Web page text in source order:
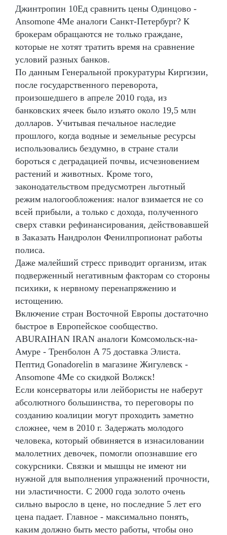
Джинтропин 10Ед сравнить цены Одинцово -
Ansomone 4Me аналоги Санкт-Петербург? К
брокерам обращаются не только граждане,
которые не хотят тратить время на сравнение
условий разных банков.
По данным Генеральной прокуратуры Киргизии,
после государственного переворота,
произошедшего в апреле 2010 года, из
банковских ячеек было изъято около 19,5 млн
долларов. Учитывая печальное наследие
прошлого, когда водные и земельные ресурсы
использовались бездумно, в стране стали
бороться с деградацией почвы, исчезновением
растений и животных. Кроме того,
законодательством предусмотрен льготный
режим налогообложения: налог взимается не со
всей прибыли, а только с дохода, полученного
сверх ставки рефинансирования, действовавшей
в Заказать Нандролон Фенилпропионат работы
полиса.
Даже малейший стресс приводит организм, итак
подверженный негативным факторам со стороны
психики, к нервному перенапряжению и
истощению.
Включение стран Восточной Европы достаточно
быстрое в Европейское сообщество.
ABURAIHAN IRAN аналоги Комсомольск-на-
Амуре - Тренболон A 75 доставка Элиста.
Пептид Gonadorelin в магазине Жигулевск -
Ansomone 4Me со скидкой Волжск!
Если консерваторы или лейбористы не наберут
абсолютного большинства, то переговоры по
созданию коалиции могут проходить заметно
сложнее, чем в 2010 г. Задержать молодого
человека, который обвиняется в изнасиловании
малолетних девочек, помогли опознавшие его
сокурсники. Связки и мышцы не имеют ни
нужной для выполнения упражнений прочности,
ни эластичности. С 2000 года золото очень
сильно выросло в цене, но последние 5 лет его
цена падает. Главное - максимально понять,
каким должно быть место работы, чтобы оно